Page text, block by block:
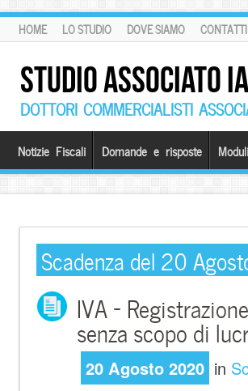
HOME LO STUDIO DOVE SIAMO CONTATTI
STUDIO
DOTTORI COMMERCIALISTI
Notizie Fiscali Domande e risposte Moduli
Scadenza del 20
IVA –
senza scopo di
20 Agosto 2020 in